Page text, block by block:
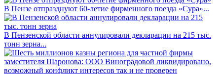
В Пензе отпразднуют 60-летие фирменного поезда «Сура»...
В Пензенской области аннулировали декларации на 215 тыс.
тонн зерна...